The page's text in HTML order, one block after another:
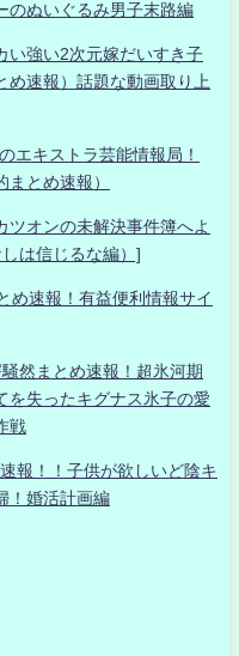
のぬいぐるみ男子末路編
い強い2次元嫁だいすき子
め速報）話題な動画取り上
エキストラ芸能情報局！
まとめ速報）
ツオンの未解決事件簿へよ
は信じるな編）]
速報！有益便利情報サイ
然まとめ速報！超氷河期
を失ったキグナス氷子の愛
戦
報！！子供が欲しいど陰キ
！婚活計画編